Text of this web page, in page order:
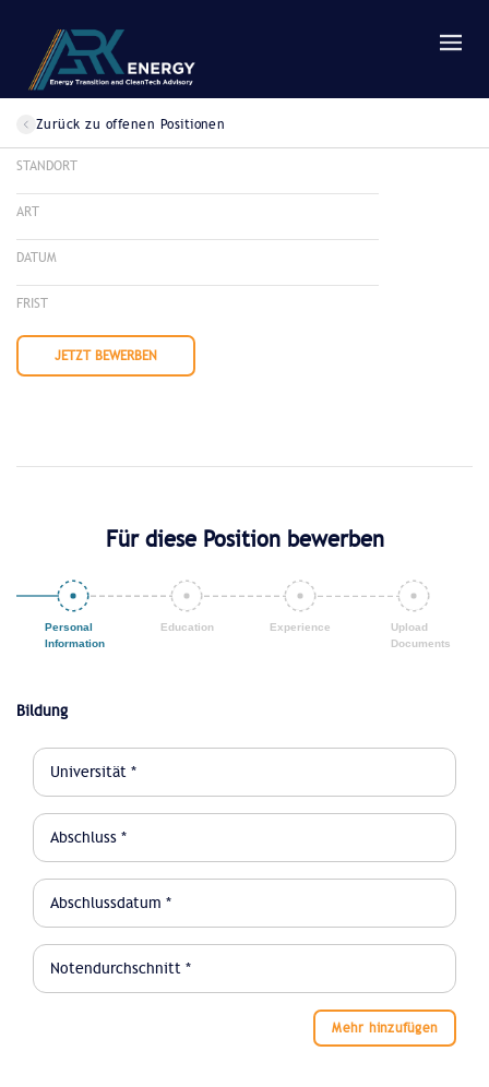
Zurück zu offenen Positionen
STANDORT
ART
DATUM
FRIST
JETZT BEWERBEN
Für diese Position bewerben
Bildung
Mehr hinzufügen